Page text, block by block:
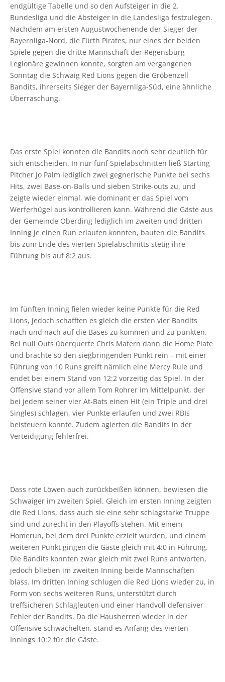
endgültige Tabelle und so den Aufsteiger in die 2.
Bundesliga und die Absteiger in die Landesliga festzulegen.
Nachdem am ersten Augustwochenende der Sieger der
Bayernliga-Nord, die Fürth Pirates, nur eines der beiden
Spiele gegen die dritte Mannschaft der Regensburg
Legionäre gewinnen konnte, sorgten am vergangenen
Sonntag die Schwaig Red Lions gegen die Gröbenzell
Bandits, ihrerseits Sieger der Bayernliga-Süd, eine ähnliche
Überraschung.
Das erste Spiel konnten die Bandits noch sehr deutlich für
sich entscheiden. In nur fünf Spielabschnitten ließ Starting
Pitcher Jo Palm lediglich zwei gegnerische Punkte bei sechs
Hits, zwei Base-on-Balls und sieben Strike-outs zu, und
zeigte wieder einmal, wie dominant er das Spiel vom
Werferhügel aus kontrollieren kann. Während die Gäste aus
der Gemeinde Oberding lediglich im zweiten und dritten
Inning je einen Run erlaufen konnten, bauten die Bandits
bis zum Ende des vierten Spielabschnitts stetig ihre
Führung bis auf 8:2 aus.
Im fünften Inning fielen wieder keine Punkte für die Red
Lions, jedoch schafften es gleich die ersten vier Bandits
nach und nach auf die Bases zu kommen und zu punkten.
Bei null Outs überquerte Chris Matern dann die Home Plate
und brachte so den siegbringenden Punkt rein – mit einer
Führung von 10 Runs greift nämlich eine Mercy Rule und
endet bei einem Stand von 12:2 vorzeitig das Spiel. In der
Offensive stand vor allem Tom Rohrer im Mittelpunkt, der
bei jedem seiner vier At-Bats einen Hit (ein Triple und drei
Singles) schlagen, vier Punkte erlaufen und zwei RBIs
beisteuern konnte. Zudem agierten die Bandits in der
Verteidigung fehlerfrei.
Dass rote Löwen auch zurückbeißen können, bewiesen die
Schwaiger im zweiten Spiel. Gleich im ersten Inning zeigten
die Red Lions, dass auch sie eine sehr schlagstarke Truppe
sind und zurecht in den Playoffs stehen. Mit einem
Homerun, bei dem drei Punkte erzielt wurden, und einem
weiteren Punkt gingen die Gäste gleich mit 4:0 in Führung.
Die Bandits konnten zwar gleich mit zwei Runs antworten,
jedoch blieben im zweiten Inning beide Mannschaften
blass. Im dritten Inning schlugen die Red Lions wieder zu, in
Form von sechs weiteren Runs, unterstützt durch
treffsicheren Schlagleuten und einer Handvoll defensiver
Fehler der Bandits. Da die Hausherren wieder in der
Offensive schwächelten, stand es Anfang des vierten
Innings 10:2 für die Gäste.